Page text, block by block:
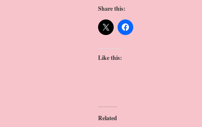
Share this:
Like this:
Related